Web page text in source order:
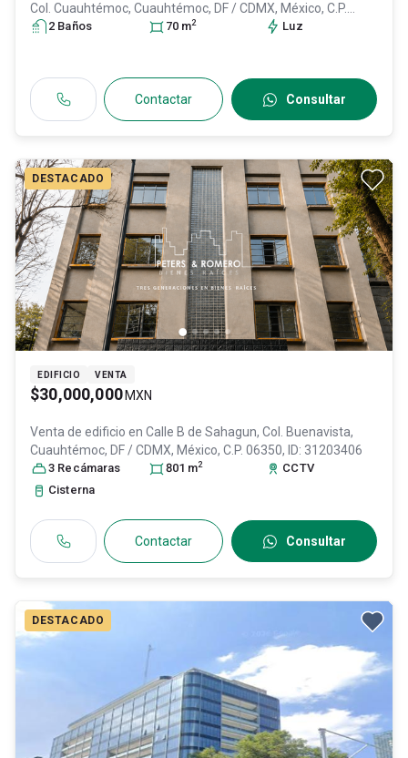
Col. Cuauhtémoc, Cuauhtémoc, DF / CDMX, México, C.P.
06500, ID:28822807
2 Baños 70 m2 Luz
Contactar Consultar
DESTACADO
EDIFICIO VENTA
$30,000,000 MXN
Venta de edificio en Calle B de Sahagun, Col. Buenavista,
Cuauhtémoc, DF / CDMX, México, C.P. 06350, ID: 31203406
3 Recámaras 801 m2
CCTV
Cisterna
Contactar Consultar
DESTACADO